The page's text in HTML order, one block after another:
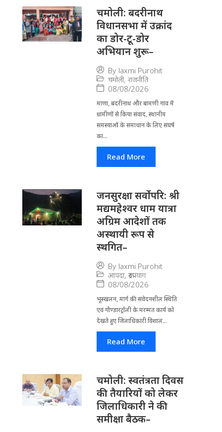
चमोली: बदरीनाथ
विधानसभा में उक्रांद
का डोर-टू-डोर
अभियान शुरू–
By laxmi Purohit
चमोली, राजनीति
08/08/2026
माणा, बदरीनाथ और बामणी गांव में
ग्रामीणों से किया संवाद, स्थानीय
समस्याओं के समाधान के लिए संघर्ष
का...
Read More
जनसुरक्षा सर्वोपरि: श्री
मद्यमहेश्वर धाम यात्रा
अग्रिम आदेशों तक
अस्थायी रूप से
स्थगित–
By laxmi Purohit
आपदा, रूद्रप्रयाग
08/08/2026
भूस्खलन, मार्ग की संवेदनशील स्थिति
एवं गौण्डारट्रॉली के मरम्मत कार्य को
देखते हुए जिलाधिकारी विशाल...
Read More
चमोली: स्वतंत्रता दिवस
की तैयारियों को लेकर
जिलाधिकारी ने की
समीक्षा बैठक–